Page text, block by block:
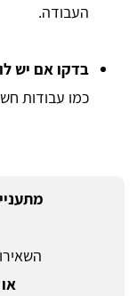
העבודה.
בדקו אם יש
כמו עבודות